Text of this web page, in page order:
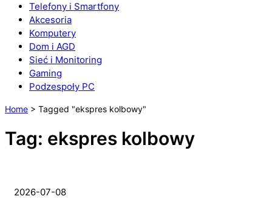
Telefony i Smartfony
Akcesoria
Komputery
Dom i AGD
Sieć i Monitoring
Gaming
Podzespoły PC
Home > Tagged "ekspres kolbowy"
Tag: ekspres kolbowy
2026-07-08